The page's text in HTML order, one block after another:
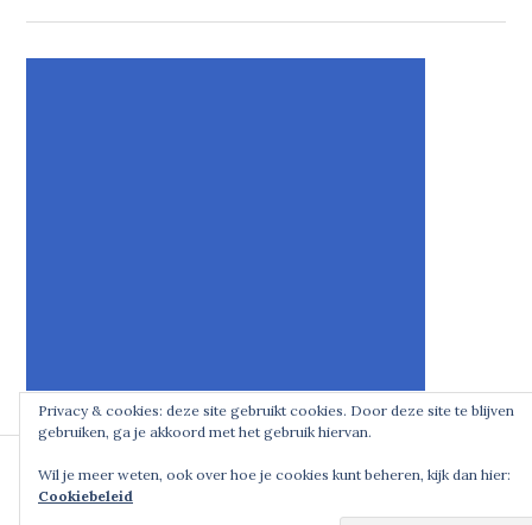
Privacy & cookies: deze site gebruikt cookies. Door deze site te blijven
gebruiken, ga je akkoord met het gebruik hiervan.
Wil je meer weten, ook over hoe je cookies kunt beheren, kijk dan hier:
Cookiebeleid
ons